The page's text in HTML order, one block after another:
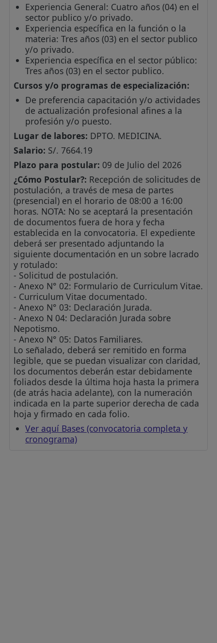
Experiencia General: Cuatro años (04) en el
sector publico y/o privado.
Experiencia específica en la función o la
materia: Tres años (03) en el sector publico
y/o privado.
Experiencia específica en el sector público:
Tres años (03) en el sector publico.
Cursos y/o programas de especialización:
De preferencia capacitación y/o actividades
de actualización profesional afines a la
profesión y/o puesto.
Lugar de labores: DPTO. MEDICINA.
Salario: S/. 7664.19
Plazo para postular: 09 de Julio del 2026
¿Cómo Postular?: Recepción de solicitudes de
postulación, a través de mesa de partes
(presencial) en el horario de 08:00 a 16:00
horas. NOTA: No se aceptará la presentación
de documentos fuera de hora y fecha
establecida en la convocatoria. El expediente
deberá ser presentado adjuntando la
siguiente documentación en un sobre lacrado
y rotulado:
- Solicitud de postulación.
- Anexo N° 02: Formulario de Curriculum Vitae.
- Curriculum Vitae documentado.
- Anexo N° 03: Declaración Jurada.
- Anexo N 04: Declaración Jurada sobre
Nepotismo.
- Anexo N° 05: Datos Familiares.
Lo señalado, deberá ser remitido en forma
legible, que se puedan visualizar con claridad,
los documentos deberán estar debidamente
foliados desde la última hoja hasta la primera
(de atrás hacia adelante), con la numeración
indicada en la parte superior derecha de cada
hoja y firmado en cada folio.
Ver aquí Bases (convocatoria completa y
cronograma)